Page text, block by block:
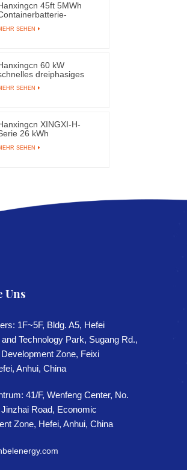
45ft 5MWh
SEHEN
60 kW
dreiphasiges
SEHEN
XINGXI-H-
26 kWh
SEHEN
Uns
1F~5F, Bldg. A5, Hefei
Technology Park, Sugang Rd.,
Zone, Feixi
Anhui, China
41/F, Wenfeng Center, No.
Road, Economic
Zone, Hefei, Anhui, China